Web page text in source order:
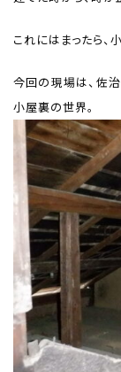
これにはまったら、
今回の現場は、佐
小屋裏の世界。